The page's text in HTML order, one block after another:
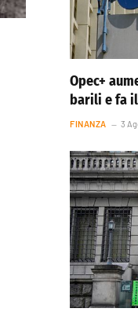
Opec+
barili e fa
FINANZA 3